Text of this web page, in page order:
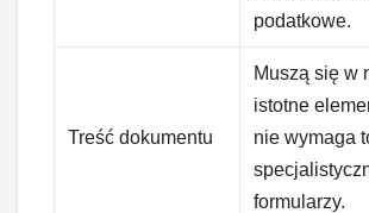
podatkowe.
Treść dokumentu
Muszą się w
istotne
nie wymaga
formularzy.